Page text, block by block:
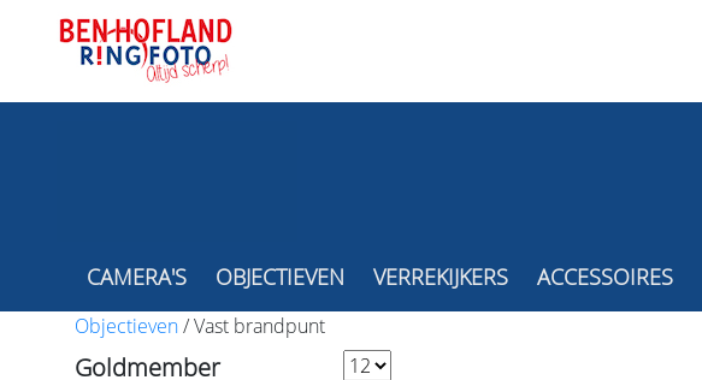
CAMERA'S OBJECTIEVEN VERREKIJKERS ACCESSOIRES
Objectieven/Vast brandpunt
Goldmember